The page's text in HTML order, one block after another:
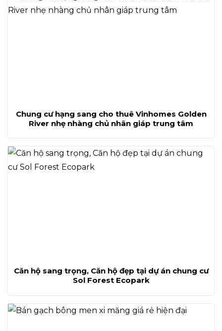
Chung cư hạng sang cho thuê Vinhomes Golden
River nhẹ nhàng chủ nhân giáp trung tâm
Căn hộ sang trọng, Căn hộ đẹp tại dự án chung cư
Sol Forest Ecopark